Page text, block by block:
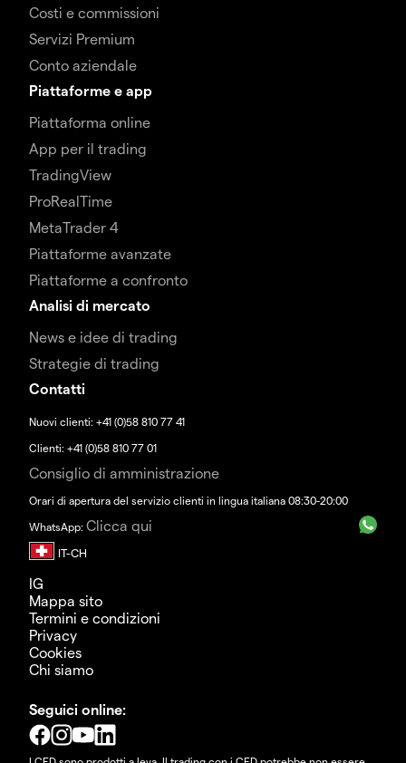
Costi e commissioni
Servizi Premium
Conto aziendale
Piattaforme e app
Piattaforma online
App per il trading
TradingView
ProRealTime
MetaTrader 4
Piattaforme avanzate
Piattaforme a confronto
Analisi di mercato
News e idee di trading
Strategie di trading
Contatti
Nuovi clienti: +41 (0)58 810 77 41
Clienti: +41 (0)58 810 77 01
Consiglio di amministrazione
Orari di apertura del servizio clienti in lingua italiana 08:30-20:00
WhatsApp: Clicca qui
IG
Mappa sito
Termini e condizioni
Privacy
Cookies
Chi siamo
Seguici online: